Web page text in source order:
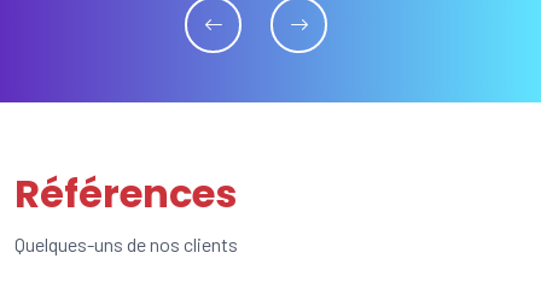
Références
Quelques-uns de nos clients